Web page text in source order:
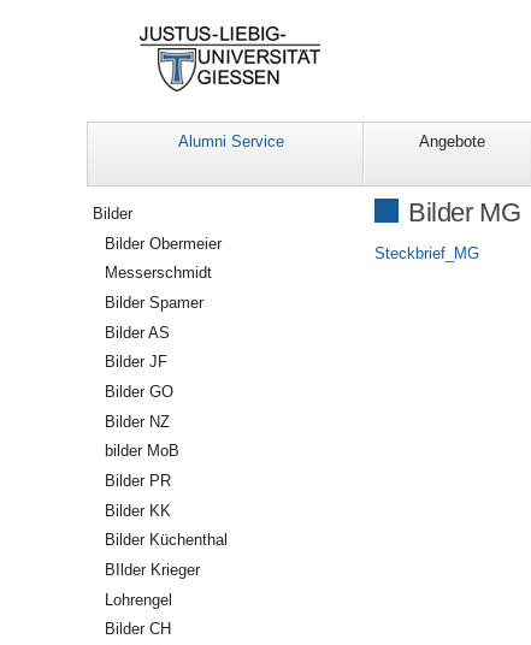
Alumni Service Angebote
Bilder MG
Steckbrief_MG
Navigation
Bilder
Bilder Obermeier
Messerschmidt
Bilder Spamer
Bilder AS
Bilder JF
Bilder GO
Bilder NZ
bilder MoB
Bilder PR
Bilder KK
Bilder Küchenthal
BIlder Krieger
Lohrengel
Bilder CH